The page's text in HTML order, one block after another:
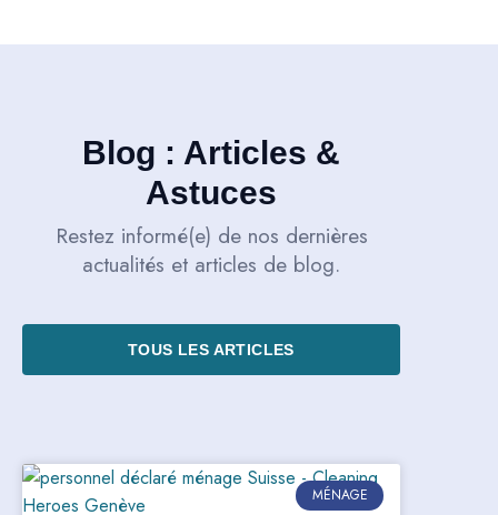
Blog : Articles &
Astuces
Restez informé(e) de nos dernières
actualités et articles de blog.
TOUS LES ARTICLES
MÉNAGE